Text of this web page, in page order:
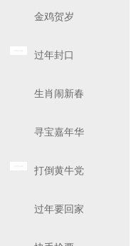
金鸡贺岁
过年封口
生肖闹新春
寻宝嘉年华
打倒黄牛党
过年要回家